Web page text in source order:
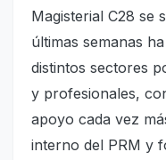
Magisterial C28 se
últimas semanas
distintos sectores
y profesionales,
apoyo cada vez
interno del PRM y